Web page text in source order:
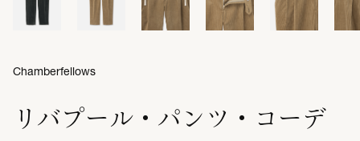
リバプール・パンツ・コーデ
Chamberfellows